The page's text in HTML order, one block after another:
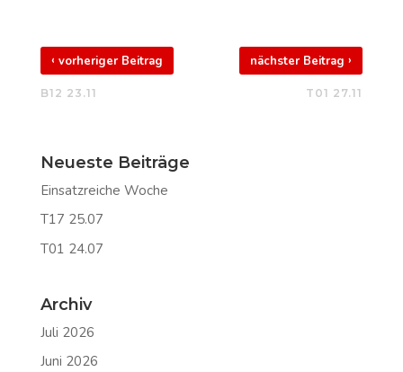
‹ vorheriger Beitrag
B12 23.11
nächster Beitrag›
T01 27.11
Neueste Beiträge
Einsatzreiche Woche
T17 25.07
T01 24.07
Archiv
Juli 2026
Juni 2026